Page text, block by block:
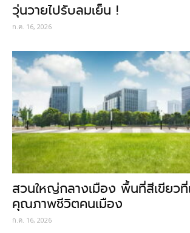
วุ่นวายไปรับลมเย็น !
ก.ค. 16, 2026
สวนใหญ่กลางเมือง พื้นที่สีเขียว
คุณภาพชีวิตคนเมือง
ก.ค. 16, 2026